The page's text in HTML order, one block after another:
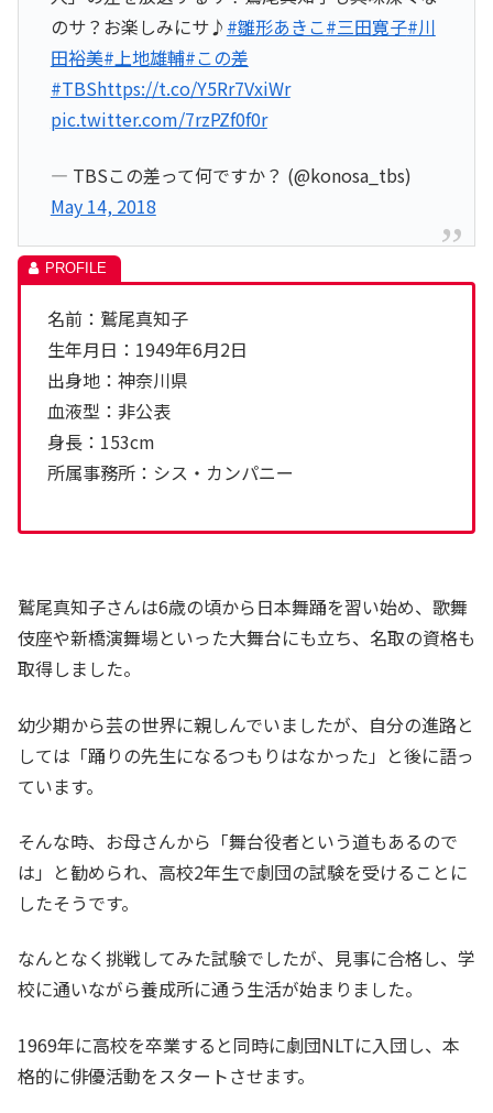
のサ？お楽しみにサ♪ #雛形あきこ#三田寛子#川
田裕美#上地雄輔#この差
#TBShttps://t.co/Y5Rr7VxiWr
pic.twitter.com/7rzPZf0f0r
— TBSこの差って何ですか？ (@konosa_tbs)
May 14, 2018
名前：鷲尾真知子
生年月日：1949年6月2日
出身地：神奈川県
血液型：非公表
身長：153cm
所属事務所：シス・カンパニー
鷲尾真知子さんは6歳の頃から日本舞踊を習い始め、歌舞
伎座や新橋演舞場といった大舞台にも立ち、名取の資格も
取得しました。
幼少期から芸の世界に親しんでいましたが、自分の進路と
しては「踊りの先生になるつもりはなかった」と後に語っ
ています。
そんな時、お母さんから「舞台役者という道もあるので
は」と勧められ、高校2年生で劇団の試験を受けることに
したそうです。
なんとなく挑戦してみた試験でしたが、見事に合格し、学
校に通いながら養成所に通う生活が始まりました。
1969年に高校を卒業すると同時に劇団NLTに入団し、本
格的に俳優活動をスタートさせます。